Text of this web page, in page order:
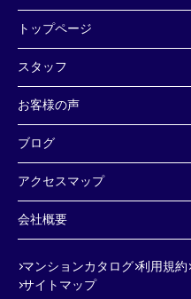
トップページ
スタッフ
お客様の声
ブログ
アクセスマップ
会社概要
マンションカタログ 利用規約
サイトマップ